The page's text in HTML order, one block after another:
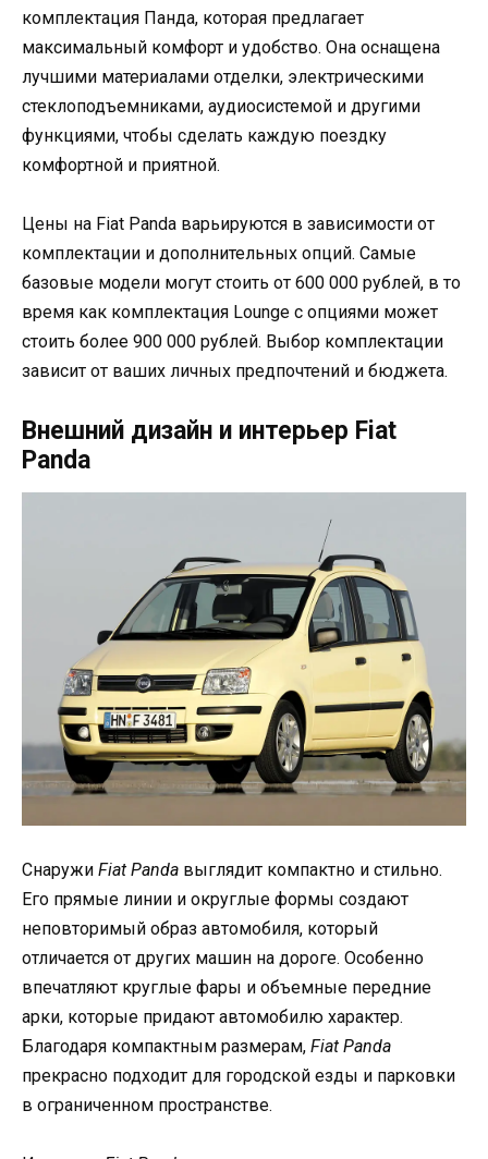
комплектация Панда, которая предлагает
максимальный комфорт и удобство. Она оснащена
лучшими материалами отделки, электрическими
стеклоподъемниками, аудиосистемой и другими
функциями, чтобы сделать каждую поездку
комфортной и приятной.
Цены на Fiat Panda варьируются в зависимости от
комплектации и дополнительных опций. Самые
базовые модели могут стоить от 600 000 рублей, в то
время как комплектация Lounge с опциями может
стоить более 900 000 рублей. Выбор комплектации
зависит от ваших личных предпочтений и бюджета.
Внешний дизайн и интерьер Fiat
Panda
Снаружи Fiat Panda выглядит компактно и стильно.
Его прямые линии и округлые формы создают
неповторимый образ автомобиля, который
отличается от других машин на дороге. Особенно
впечатляют круглые фары и объемные передние
арки, которые придают автомобилю характер.
Благодаря компактным размерам, Fiat Panda
прекрасно подходит для городской езды и парковки
в ограниченном пространстве.